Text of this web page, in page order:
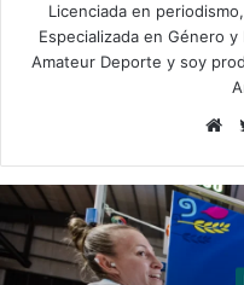
Licenciada en
Especializada en Género
Amateur Deporte y soy